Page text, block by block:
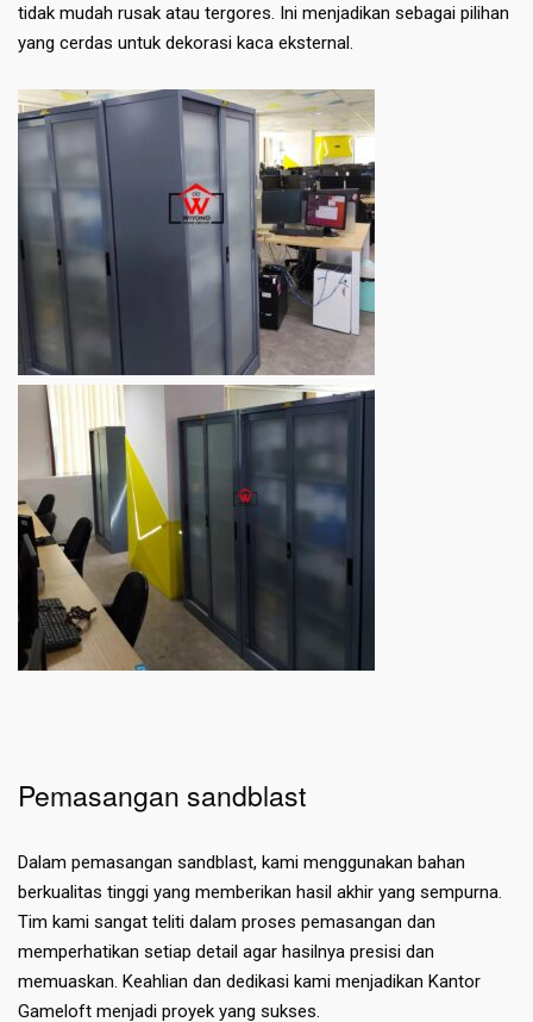
tidak mudah rusak atau tergores. Ini menjadikan sebagai pilihan
yang cerdas untuk dekorasi kaca eksternal.
Pemasangan sandblast
Dalam pemasangan sandblast, kami menggunakan bahan
berkualitas tinggi yang memberikan hasil akhir yang sempurna.
Tim kami sangat teliti dalam proses pemasangan dan
memperhatikan setiap detail agar hasilnya presisi dan
memuaskan. Keahlian dan dedikasi kami menjadikan Kantor
Gameloft menjadi proyek yang sukses.